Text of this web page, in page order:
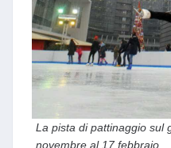
La pista di pattinaggio sul
novembre al 17 febbraio